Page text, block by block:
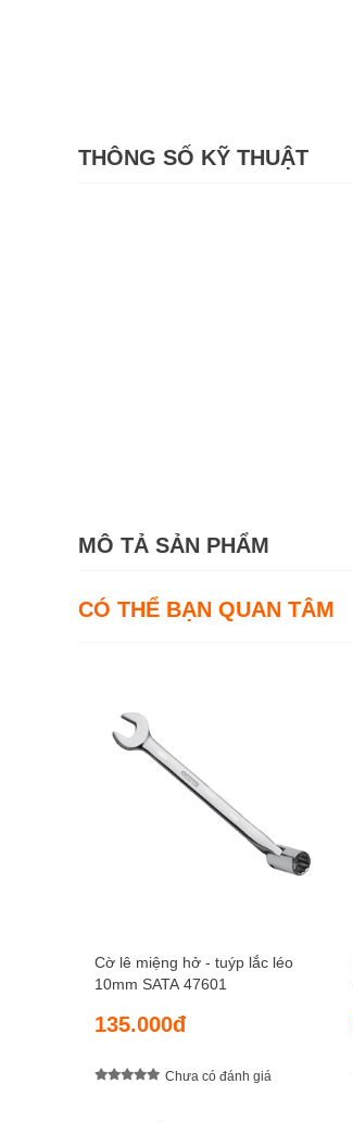
THÔNG SỐ KỸ THUẬT
MÔ TẢ SẢN PHẨM
CÓ THỂ BẠN QUAN TÂM
Cờ lê miệng hở - tuýp lắc léo
10mm SATA 47601
135.000đ
Chưa có đánh giá